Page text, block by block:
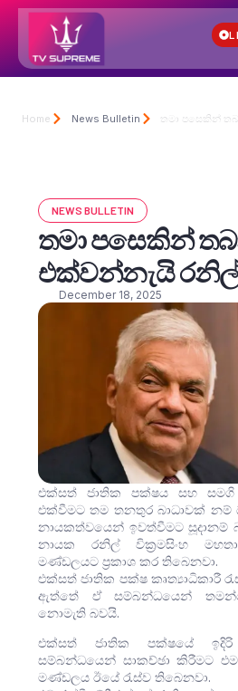
Home News Bulletin තමා පසෙකින්
NEWS BULLETIN
තමා පසෙකින්
එක්වන්නැයි
December 18, 2025
එක්සත් ජාතික පක්ෂය සහ
එක්වීමට තම තනතුර බාධාවක් නම්
නායකත්වයෙන් ඉවත්වීමට සූදානම්
නායක රනිල් වික්‍රමසිංහ
මණ්ඩලයට ප්‍රකාශ කර තිබෙනවා.
එක්සත් ජාතික පක්ෂ කෘත්‍යාධිකාරී
ඇත්තේ ඒ සම්බන්ධයෙන්
නොමැති බවයි.
එක්සත් ජාතික පක්ෂයේ
සම්බන්ධයෙන් සාකච්ඡා කිරීමට එම
මණ්ඩලය ඊයේ රැස්ව තිබෙනවා.